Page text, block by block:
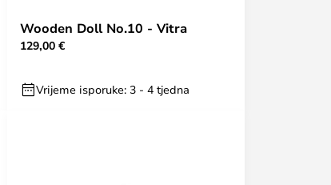
Wooden Doll No.10 - Vitra
129,00 €
Vrijeme isporuke: 3 - 4 tjedna